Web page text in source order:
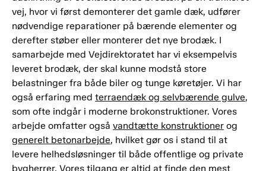
vej, hvor vi først demonterer det gamle dæk, udfører
nødvendige reparationer på bærende elementer og
derefter støber eller monterer det nye brodæk. I
samarbejde med Vejdirektoratet har vi eksempelvis
leveret brodæk, der skal kunne modstå store
belastninger fra både biler og tunge køretøjer. Vi har
også erfaring med terraendæk og selvbærende gulve,
som ofte indgår i moderne brokonstruktioner. Vores
arbejde omfatter også vandtætte konstruktioner og
generelt betonarbejde, hvilket gør os i stand til at
levere helhedsløsninger til både offentlige og private
bygherrer. Vores tilgang er altid at finde den mest